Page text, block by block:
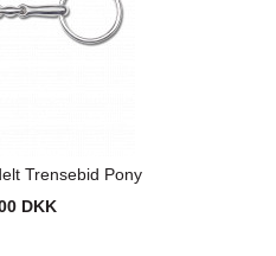
Trensebid Pony
DKK